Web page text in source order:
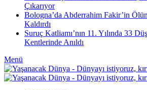
Çıkarıyor
Bologna’da Abderrahim Fakir’in
Kaldırdı
Suruç Katliamı’nın 11. Yılında 33
Kentlerinde Anıldı
Menü